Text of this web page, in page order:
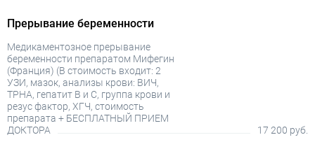
Прерывание беременности
Медикаментозное прерывание
беременности препаратом Мифегин
(Франция) (В стоимость входит: 2
УЗИ, мазок, анализы крови: ВИЧ,
TPHA, гепатит В и С, группа крови и
резус фактор, ХГЧ, стоимость
препарата + БЕСПЛАТНЫЙ ПРИЕМ
ДОКТОРА
17 200 руб.